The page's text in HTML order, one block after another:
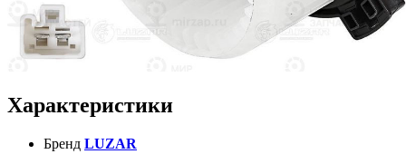
Характеристики
Бренд LUZAR